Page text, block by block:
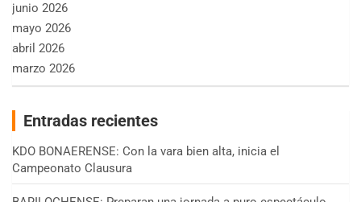
junio 2026
mayo 2026
abril 2026
marzo 2026
Entradas recientes
KDO BONAERENSE: Con la vara bien alta, inicia el
Campeonato Clausura